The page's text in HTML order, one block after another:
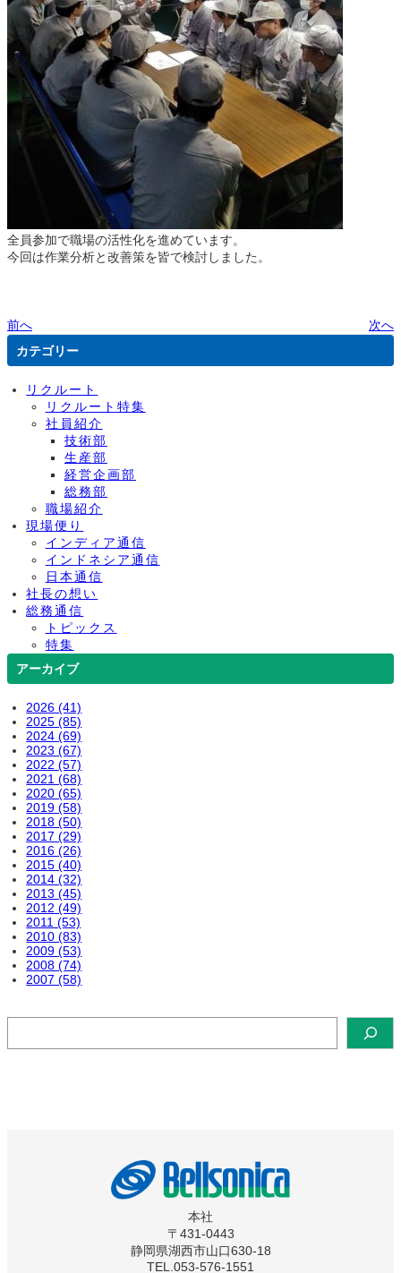
全員参加で職場の活性化を進めています。
今回は作業分析と改善策を皆で検討しました。
前へ
次へ
カテゴリー
リクルート
リクルート特集
社員紹介
技術部
生産部
経営企画部
総務部
職場紹介
現場便り
インディア通信
インドネシア通信
日本通信
社長の想い
総務通信
トピックス
特集
アーカイブ
2026 (41)
2025 (85)
2024 (69)
2023 (67)
2022 (57)
2021 (68)
2020 (65)
2019 (58)
2018 (50)
2017 (29)
2016 (26)
2015 (40)
2014 (32)
2013 (45)
2012 (49)
2011 (53)
2010 (83)
2009 (53)
2008 (74)
2007 (58)
本社
〒431-0443
静岡県湖西市山口630-18
TEL.053-576-1551